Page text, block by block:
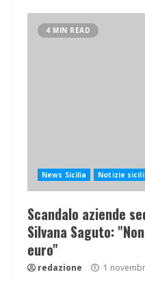
4 MIN READ
News Sicilia Notizie
Scandalo aziende
Silvana Saguto:
euro"
redazione 1